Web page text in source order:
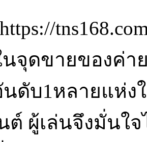
นจุดขายของค่า
นดับ1หลายแห่ง
ต์ ผู้เล่นจึงมั่น